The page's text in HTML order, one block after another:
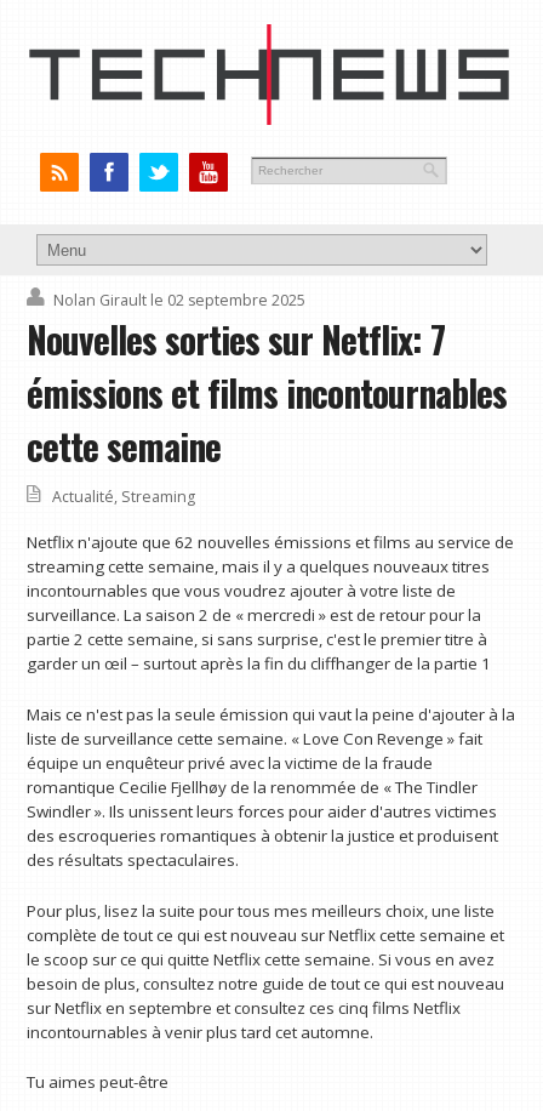
Nolan Girault le 02 septembre 2025
Nouvelles sorties sur Netflix: 7
émissions et films incontournables
cette semaine
Actualité, Streaming
Netflix n'ajoute que 62 nouvelles émissions et films au service de
streaming cette semaine, mais il y a quelques nouveaux titres
incontournables que vous voudrez ajouter à votre liste de
surveillance. La saison 2 de « mercredi » est de retour pour la
partie 2 cette semaine, si sans surprise, c'est le premier titre à
garder un œil – surtout après la fin du cliffhanger de la partie 1
Mais ce n'est pas la seule émission qui vaut la peine d'ajouter à la
liste de surveillance cette semaine. « Love Con Revenge » fait
équipe un enquêteur privé avec la victime de la fraude
romantique Cecilie Fjellhøy de la renommée de « The Tindler
Swindler ». Ils unissent leurs forces pour aider d'autres victimes
des escroqueries romantiques à obtenir la justice et produisent
des résultats spectaculaires.
Pour plus, lisez la suite pour tous mes meilleurs choix, une liste
complète de tout ce qui est nouveau sur Netflix cette semaine et
le scoop sur ce qui quitte Netflix cette semaine. Si vous en avez
besoin de plus, consultez notre guide de tout ce qui est nouveau
sur Netflix en septembre et consultez ces cinq films Netflix
incontournables à venir plus tard cet automne.
Tu aimes peut-être